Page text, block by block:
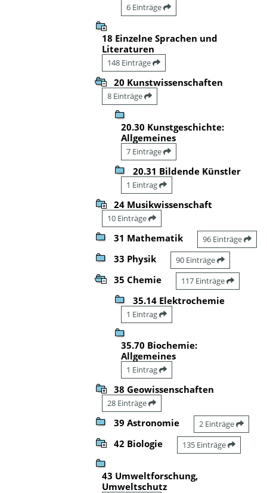
6 Einträge
18 Einzelne Sprachen und
Literaturen
148 Einträge
20 Kunstwissenschaften
8 Einträge
20.30 Kunstgeschichte:
Allgemeines
7 Einträge
20.31 Bildende Künstler
1 Eintrag
24 Musikwissenschaft
10 Einträge
31 Mathematik 96 Einträge
33 Physik 90 Einträge
35 Chemie 117 Einträge
35.14 Elektrochemie
1 Eintrag
35.70 Biochemie:
Allgemeines
1 Eintrag
38 Geowissenschaften
28 Einträge
39 Astronomie 2 Einträge
42 Biologie 135 Einträge
43 Umweltforschung,
Umweltschutz